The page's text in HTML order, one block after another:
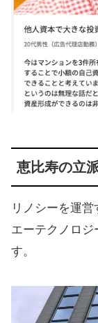
恵比寿の立
リノシーを運
エーテクノロジ
す。